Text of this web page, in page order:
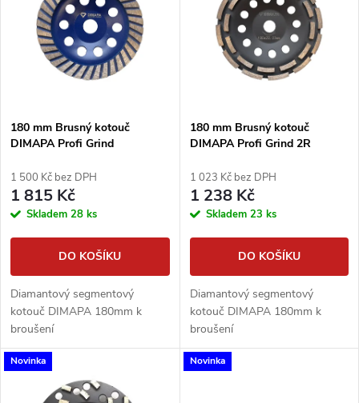
p
r
o
u
k
t
s
p
r
o
d
u
k
180 mm Brusný kotouč
DIMAPA Profi Grind
1 500 Kč bez DPH
1 815 Kč
Skladem 28 ks
DO KOŠÍKU
Diamantový segmentový
kotouč DIMAPA 180mm k
broušení
180 mm Brusný kotouč
DIMAPA Profi Grind 2R
1 023 Kč bez DPH
1 238 Kč
Skladem 23 ks
DO KOŠÍKU
Diamantový segmentový
kotouč DIMAPA 180mm k
broušení
Novinka Novinka